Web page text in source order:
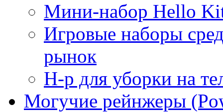
Мини-набор Hello
Игровые наборы
рынок
Н-р для уборки на
Могучие рейнжеры